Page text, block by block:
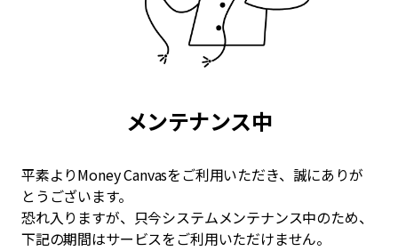
メンテナンス中
平素よりMoney Canvasをご利用いただき、誠にありが
とうございます。
恐れ入りますが、只今システムメンテナンス中のため、
下記の期間はサービスをご利用いただけません。